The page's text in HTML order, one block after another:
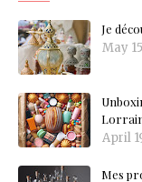
Je
May
April
Mes